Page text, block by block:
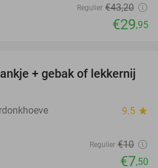
Regulier €43,20
€29,95
25%
+ gebak of lekkernij
9.5 star
Regulier €10
€7,50